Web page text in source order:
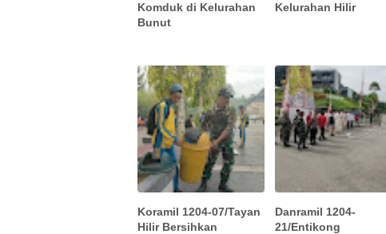
Komduk di Kelurahan
Bunut
Kelurahan Hilir
Koramil 1204-07/Tayan
Hilir Bersihkan
Danramil 1204-
21/Entikong